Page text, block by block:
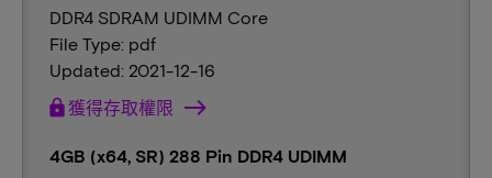
DDR4 SDRAM UDIMM Core
File Type: pdf
Updated: 2021-12-16
lock 獲得存取權限
4GB (x64, SR) 288 Pin DDR4 UDIMM